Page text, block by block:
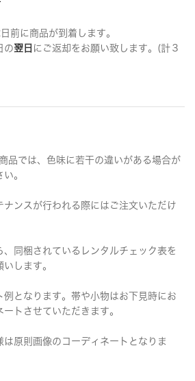
前に商品が到着します。
の翌日 にご返却をお願い致します。(計３
品では、色味に若干の違いがある場合が
。
ンスが行われる際にはご注文いただけ
同梱されているレンタルチェック表を
します。
となります。帯や小物はお下見時にお
トさせていただきます。
原則画像のコーディネートとなりま